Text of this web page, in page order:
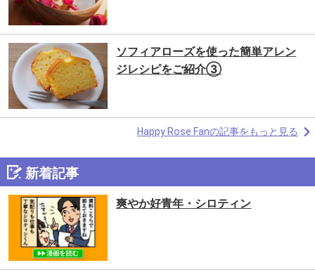
ソフィアローズを使った簡単アレン
ジレシピをご紹介③
Happy Rose Fanの記事をもっと見る
新着記事
爽やか好青年・シロティン